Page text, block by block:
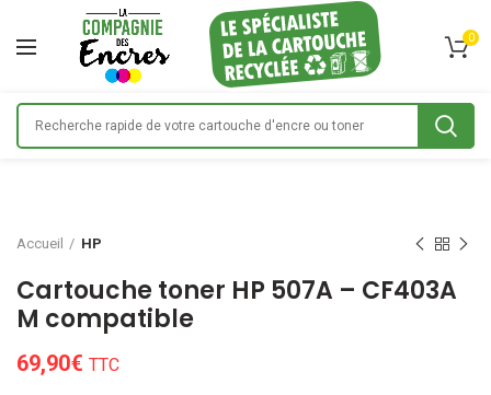
0
Accueil HP
Cartouche toner HP 507A – CF403A
M compatible
69,90€ TTC